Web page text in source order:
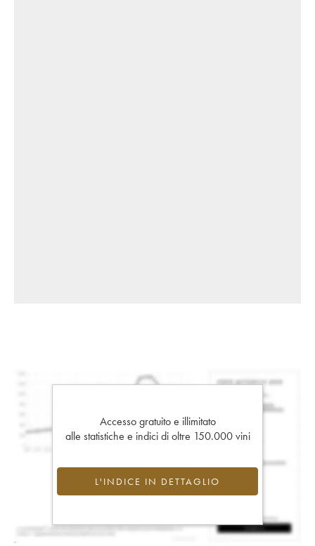
Accesso gratuito e illimitato
alle statistiche e indici di oltre 150.000 vini
L'INDICE IN DETTAGLIO